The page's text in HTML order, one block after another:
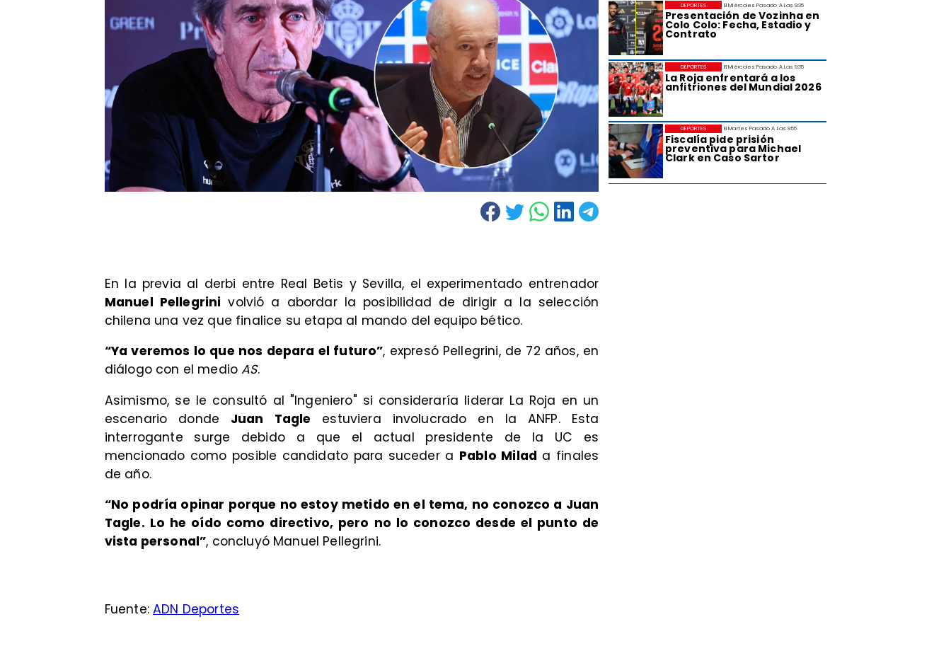
El Miércoles Pasado A Las 9:35
Presentación de Vozinha en
Colo Colo: Fecha, Estadio y
Contrato
DEPORTES
El Miércoles Pasado A Las 9:35
La Roja enfrentará a los
anfitriones del Mundial 2026
DEPORTES
El Martes Pasado A Las 9:55
Fiscalía pide prisión
preventiva para Michael
Clark en Caso Sartor
DEPORTES
En la previa al derbi entre Real Betis y Sevilla, el experimentado entrenador
Manuel Pellegrini volvió a abordar la posibilidad de dirigir a la selección
chilena una vez que finalice su etapa al mando del equipo bético.
“Ya veremos lo que nos depara el futuro”, expresó Pellegrini, de 72 años, en
diálogo con el medioAS.
Asimismo, se le consultó al "Ingeniero" si consideraría liderar La Roja en un
escenario donde Juan Tagle estuviera involucrado en la ANFP. Esta
interrogante surge debido a que el actual presidente de la UC es
mencionado como posible candidato para suceder a Pablo Milad a finales
de año.
“No podría opinar porque no estoy metido en el tema, no conozco a Juan
Tagle. Lo he oído como directivo, pero no lo conozco desde el punto de
vista personal”, concluyó Manuel Pellegrini.
Fuente:ADN Deportes